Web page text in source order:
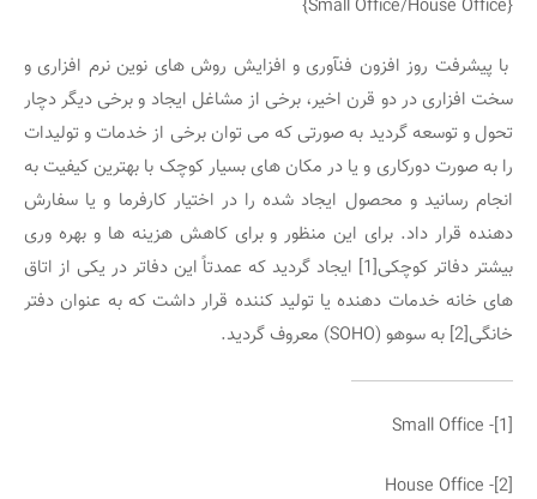
{Small Office/House Office}
با پیشرفت روز افزون فنآوری و افزایش روش های نوین نرم افزاری و
سخت افزاری در دو قرن اخیر، برخی از مشاغل ایجاد و برخی دیگر دچار
تحول و توسعه گردید به صورتی که می توان برخی از خدمات و تولیدات
را به صورت دورکاری و یا در مکان های بسیار کوچک با بهترین کیفیت به
انجام رسانید و محصول ایجاد شده را در اختیار کارفرما و یا سفارش
دهنده قرار داد. برای این منظور و برای کاهش هزینه ها و بهره وری
بیشتر دفاتر کوچکی[1] ایجاد گردید که عمدتاً این دفاتر در یکی از اتاق
های خانه خدمات دهنده یا تولید کننده قرار داشت که به عنوان دفتر
خانگی[2] به سوهو (SOHO) معروف گردید.
[1]- Small Office
[2]- House Office